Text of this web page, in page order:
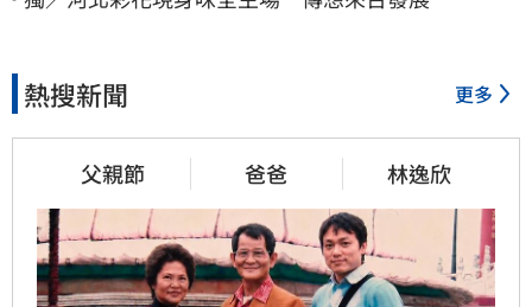
熱搜新聞 更多
父親節 爸爸 林逸欣